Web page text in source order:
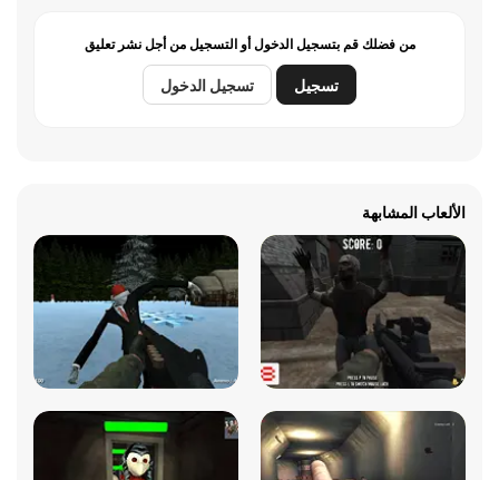
من فضلك قم بتسجيل الدخول أو التسجيل من أجل نشر تعليق
تسجيل تسجيل الدخول
الألعاب المشابهة